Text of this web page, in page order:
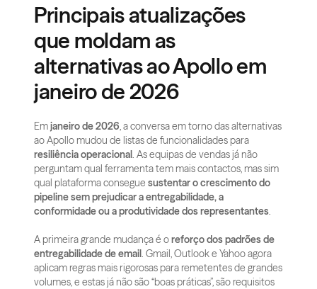
Principais atualizações
que moldam as
alternativas ao Apollo em
janeiro de 2026
Em janeiro de 2026, a conversa em torno das alternativas
resiliência operacional. As equipas de vendas já não
perguntam qual ferramenta tem mais contactos, mas sim
qual plataforma consegue sustentar o crescimento do
pipeline sem prejudicar a entregabilidade, a
conformidade ou a produtividade dos representantes.
A primeira grande mudança é o reforço dos padrões de
entregabilidade de email. Gmail, Outlook e Yahoo agora
aplicam regras mais rigorosas para remetentes de grandes
volumes, e estas já não são “boas práticas”, são requisitos